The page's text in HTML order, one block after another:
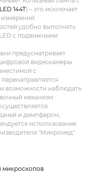
LED 144T) – это исключает
удобно выполнять
с подвижными
предусматривает
видеокамеры
с
возможности наблюдать
механизм
и демпфером,
использование
"Микромед".
микроскопов